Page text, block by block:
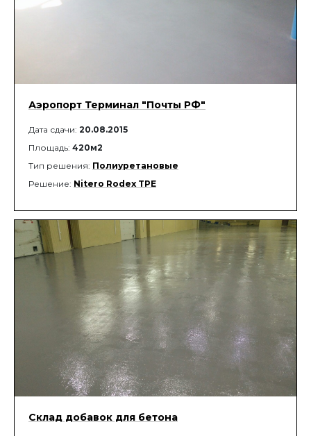
Аэропорт Терминал "Почты РФ"
Дата сдачи: 20.08.2015
Площадь: 420м2
Тип решения: Полиуретановые
Решение: Nitero Rodex TPE
Склад добавок для бетона